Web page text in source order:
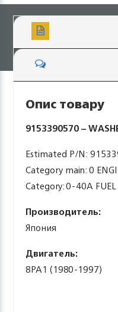
Опис товару
9153390570 –
Estimated P/N:
Category main: 0
Category: 0-40A
Производитель:
Япония
Двигатель:
8PA1 (1980-1997)